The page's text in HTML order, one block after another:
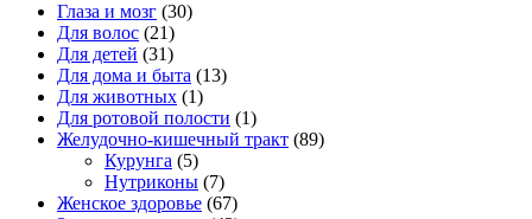
Глаза и мозг (30)
Для волос (21)
Для детей (31)
Для дома и быта (13)
Для животных (1)
Для ротовой полости (1)
Желудочно-кишечный тракт (89)
Курунга (5)
Нутриконы (7)
Женское здоровье (67)